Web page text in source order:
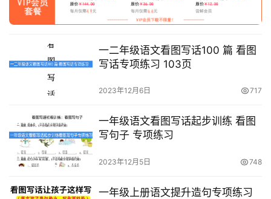
页
早
I
教
程
源
一二年级语文看图写话100 篇 看图
写话专项练习 103页
2023年12月6日 717
一年级语文看图写话起步训练 看图
写句子 专项练习
2023年12月5日 748
一年级上册语文提升造句专项练习